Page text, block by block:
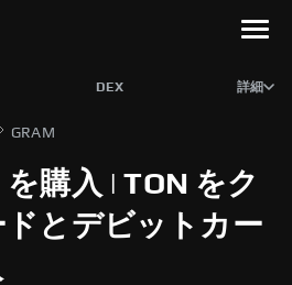
DEX 詳細
GRAM
購入 | TON をク
とデビットカー